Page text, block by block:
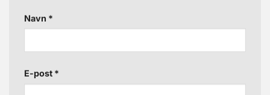
Navn *
E-post *